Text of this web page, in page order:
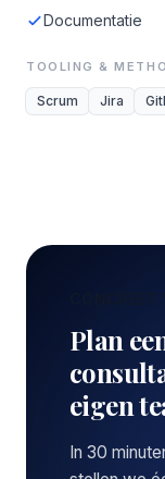
Documentatie
TOOLING &
Scrum Jira
Plan
eigen
In 30